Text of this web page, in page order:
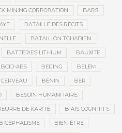
MINING CORPORATION BARS
BATAILLE DES RÉCITS
BATAILLON TCHADIEN
BATTERIES LITHIUM BAUXITE
BCID-AES BEIJING BELÉM
BÉNIN BER
BESOIN HUMANITAIRE
DE KARITÉ BIAIS COGNITIFS
BICÉPHALISME BIEN-ÊTRE